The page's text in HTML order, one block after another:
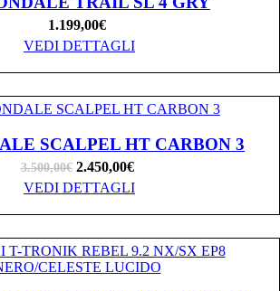
1.199,00€
VEDI DETTAGLI
SCALPEL HT CARBON 3
3.500,00€ 2.450,00€
VEDI DETTAGLI